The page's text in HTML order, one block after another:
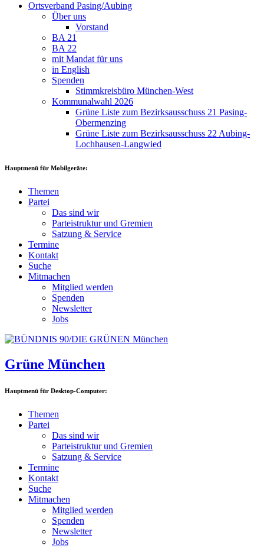
Ortsverband Pasing/Aubing
Über uns
Vorstand
BA 21
BA 22
mit Mandat für uns
in English
Spenden
Stimmkreisbüro München-West
Kommunalwahl 2026
Grüne Liste zum Bezirksausschuss 21 Pasing-
Obermenzing
Grüne Liste zum Bezirksausschuss 22 Aubing-
Lochhausen-Langwied
Hauptmenü für Mobilgeräte:
Themen
Partei
Das sind wir
Parteistruktur und Gremien
Satzung & Service
Termine
Kontakt
Suche
Mitmachen
Mitglied werden
Spenden
Newsletter
Jobs
Grüne München
Hauptmenü für Desktop-Computer:
Themen
Partei
Das sind wir
Parteistruktur und Gremien
Satzung & Service
Termine
Kontakt
Suche
Mitmachen
Mitglied werden
Spenden
Newsletter
Jobs